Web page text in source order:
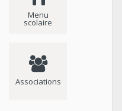
Menu
scolaire
Associations